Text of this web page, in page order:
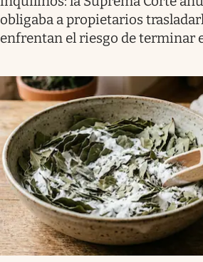
obligaba a propietarios
enfrentan el riesgo de terminar